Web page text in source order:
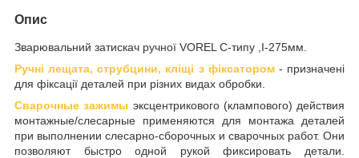
Опис
Зварювальний затискач ручної VOREL С-типу ,І-275мм.
Ручні лещата, струбцини, кліщі з фіксатором- призначені
для фіксації деталей при різних видах обробки.
Сварочные зажимы эксцентрикового (клампового) действия
монтажные/слесарные применяются для монтажа деталей
при выполнении слесарно-сборочных и сварочных работ. Они
позволяют быстро одной рукой фиксировать детали.